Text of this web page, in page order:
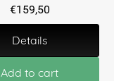
€159,50
Details
Add to cart